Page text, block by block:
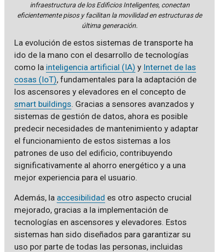
infraestructura de los Edificios Inteligentes, conectan
eficientemente pisos y facilitan la movilidad en estructuras de
última generación.
La evolución de estos sistemas de transporte ha
ido de la mano con el desarrollo de tecnologías
como la inteligencia artificial (IA) y Internet de las
cosas (IoT), fundamentales para la adaptación de
los ascensores y elevadores en el concepto de
smart buildings. Gracias a sensores avanzados y
sistemas de gestión de datos, ahora es posible
predecir necesidades de mantenimiento y adaptar
el funcionamiento de estos sistemas a los
patrones de uso del edificio, contribuyendo
significativamente al ahorro energético y a una
mejor experiencia para el usuario.
Además, la accesibilidad es otro aspecto crucial
mejorado, gracias a la implementación de
tecnologías en ascensores y elevadores. Estos
sistemas han sido diseñados para garantizar su
uso por parte de todas las personas, incluidas